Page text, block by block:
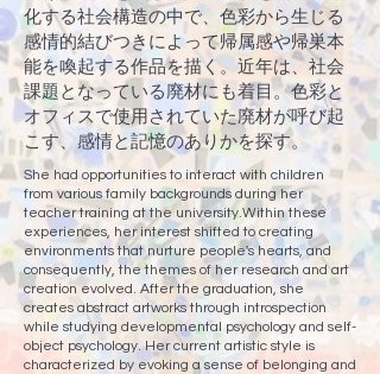
化する社会構造の中で、色彩から生じる
感情的結びつきによって帰属感や帰巣本
能を喚起する作品を描く。近年は、社会
課題となっている廃材にも着目。色彩と
オフィスで使用されていた廃材が呼び起
こす、感情と記憶のありかを探す。
She had opportunities to interact with children
from various family backgrounds during her
teacher training at the university.Within these
experiences, her interest shifted to creating
environments that nurture people's hearts, and
consequently, the themes of her research and art
creation evolved. After the graduation, she
creates abstract artworks through introspection
while studying developmental psychology and self-
object psychology. Her current artistic style is
characterized by evoking a sense of belonging and